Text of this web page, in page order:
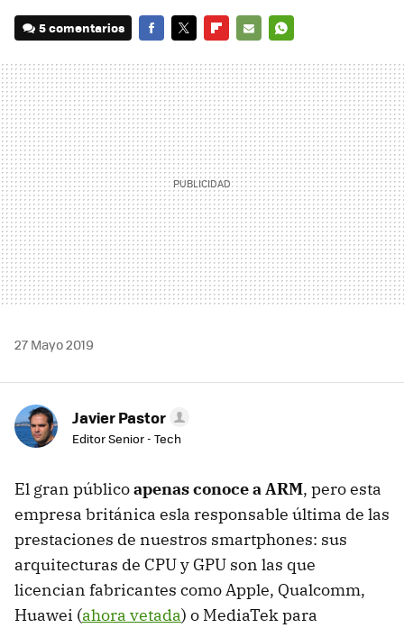
5 comentarios
MAIL
27 Mayo 2019
Javier Pastor
Editor Senior - Tech
El gran públicoapenas conoce a ARM, pero esta
empresa británica esla responsable última de las
prestaciones de nuestros smartphones: sus
arquitecturas de CPU y GPU son las que
licencian fabricantes como Apple, Qualcomm,
Huawei (ahora vetada) o MediaTek para